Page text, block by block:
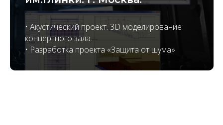
• Акустический проект. 3D моделирование
концертного зала.
• Разработка проекта «Защита от шума»